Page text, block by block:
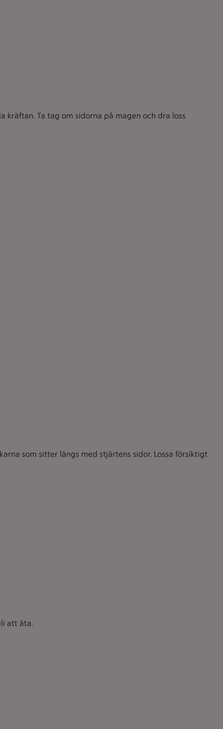
Ta tag om sidorna på magen och dra loss
som sitter längs med stjärtens sidor. Lossa försiktigt
att äta.